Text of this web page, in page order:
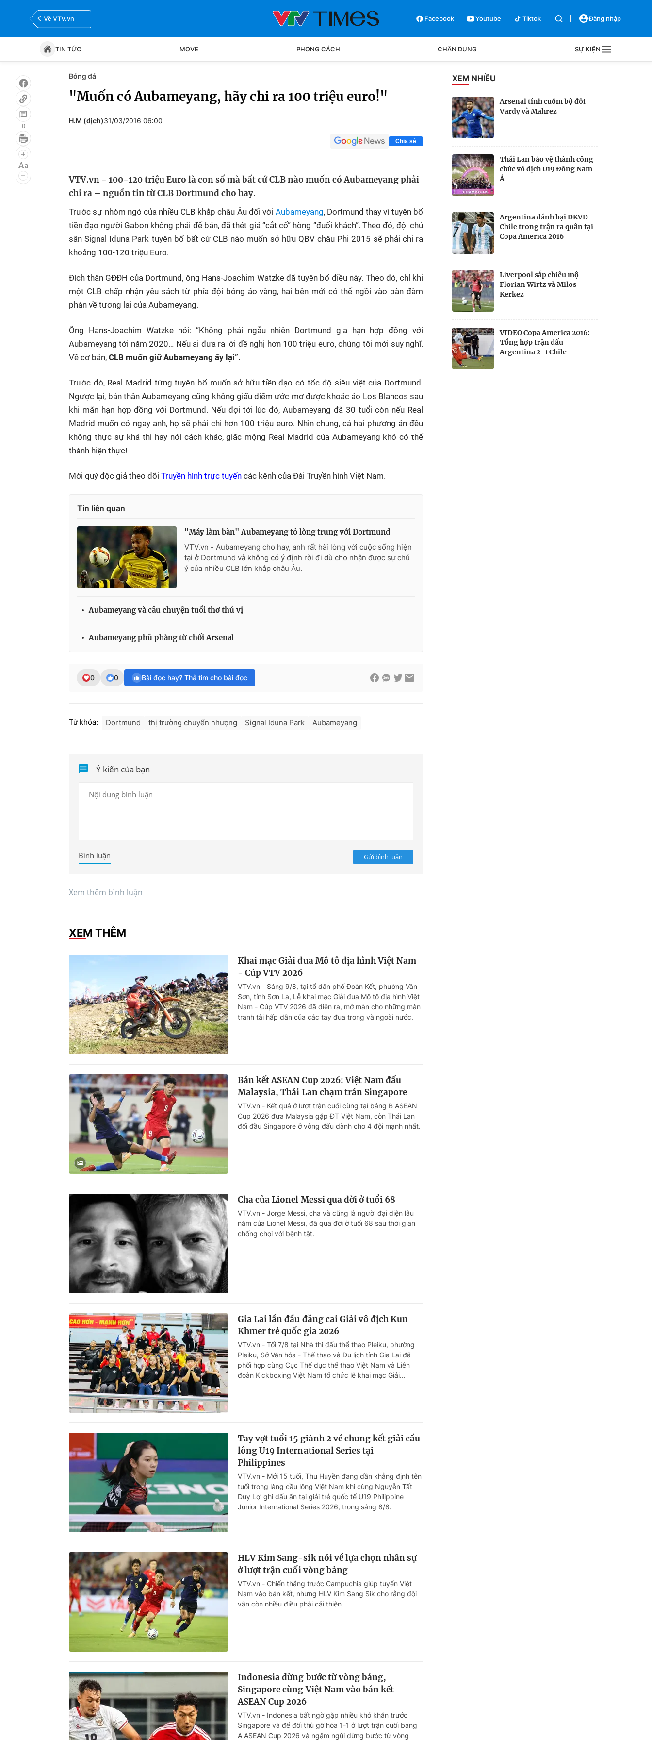
Về VTV.vn Facebook Youtube Tiktok Đăng nhập
TIN TỨC MOVE PHONG CÁCH CHÂN DUNG SỰ KIỆN
Tin tức
Bóng đá Bên lề
0
Bóng đá
"Muốn có Aubameyang, hãy chi ra 100 triệu euro!"
H.M (dịch)31/03/2016 06:00
Chia sẻ
VTV.vn - 100-120 triệu Euro là con số mà bất cứ CLB nào muốn có Aubameyang phải
chi ra – nguồn tin từ CLB Dortmund cho hay.
Trước sự nhòm ngó của nhiều CLB khắp châu Âu đối với Aubameyang, Dortmund thay vì tuyên bố
tiền đạo người Gabon không phải để bán, đã thét giá “cắt cổ” hòng “đuổi khách”. Theo đó, đội chủ
sân Signal Iduna Park tuyên bố bất cứ CLB nào muốn sở hữu QBV châu Phi 2015 sẽ phải chi ra
khoảng 100-120 triệu Euro.
Đích thân GĐĐH của Dortmund, ông Hans-Joachim Watzke đã tuyên bố điều này. Theo đó, chỉ khi
một CLB chấp nhận yêu sách từ phía đội bóng áo vàng, hai bên mới có thể ngồi vào bàn đàm
phán về tương lai của Aubameyang.
Ông Hans-Joachim Watzke nói: “Không phải ngẫu nhiên Dortmund gia hạn hợp đồng với
Aubameyang tới năm 2020… Nếu ai đưa ra lời đề nghị hơn 100 triệu euro, chúng tôi mới suy nghĩ.
Về cơ bản, CLB muốn giữ Aubameyang ấy lại”.
Trước đó, Real Madrid từng tuyên bố muốn sở hữu tiền đạo có tốc độ siêu việt của Dortmund.
Ngược lại, bản thân Aubameyang cũng không giấu diếm ước mơ được khoác áo Los Blancos sau
khi mãn hạn hợp đồng với Dortmund. Nếu đợi tới lúc đó, Aubameyang đã 30 tuổi còn nếu Real
Madrid muốn có ngay anh, họ sẽ phải chi hơn 100 triệu euro. Nhìn chung, cả hai phương án đều
không thực sự khả thi hay nói cách khác, giấc mộng Real Madrid của Aubameyang khó có thể
thành hiện thực!
Mời quý độc giả theo dõi Truyền hình trực tuyến các kênh của Đài Truyền hình Việt Nam.
Tin liên quan
"Máy làm bàn" Aubameyang tỏ lòng trung với Dortmund
VTV.vn - Aubameyang cho hay, anh rất hài lòng với cuộc sống hiện
tại ở Dortmund và không có ý định rời đi dù cho nhận được sự chú
ý của nhiều CLB lớn khắp châu Âu.
Aubameyang và câu chuyện tuổi thơ thú vị
Aubameyang phũ phàng từ chối Arsenal
0 0 Bài đọc hay? Thả tim cho bài đọc
Từ khóa: Dortmund thị trường chuyển nhượng Signal Iduna Park Aubameyang
Ý kiến của bạn
Gửi bình luận
Bình luận
Xem thêm bình luận
XEM NHIỀU
Arsenal tính cuỗm bộ đôi
Vardy và Mahrez
Thái Lan bảo vệ thành công
chức vô địch U19 Đông Nam
Á
Argentina đánh bại ĐKVĐ
Chile trong trận ra quân tại
Copa America 2016
Liverpool sắp chiêu mộ
Florian Wirtz và Milos
Kerkez
VIDEO Copa America 2016:
Tổng hợp trận đấu
Argentina 2-1 Chile
XEM THÊM
Khai mạc Giải đua Mô tô địa hình Việt Nam
- Cúp VTV 2026
VTV.vn - Sáng 9/8, tại tổ dân phố Đoàn Kết, phường Vân
Sơn, tỉnh Sơn La, Lễ khai mạc Giải đua Mô tô địa hình Việt
Nam - Cúp VTV 2026 đã diễn ra, mở màn cho những màn
tranh tài hấp dẫn của các tay đua trong và ngoài nước.
Bán kết ASEAN Cup 2026: Việt Nam đấu
Malaysia, Thái Lan chạm trán Singapore
VTV.vn - Kết quả ở lượt trận cuối cùng tại bảng B ASEAN
Cup 2026 đưa Malaysia gặp ĐT Việt Nam, còn Thái Lan
đối đầu Singapore ở vòng đấu dành cho 4 đội mạnh nhất.
Cha của Lionel Messi qua đời ở tuổi 68
VTV.vn - Jorge Messi, cha và cũng là người đại diện lâu
năm của Lionel Messi, đã qua đời ở tuổi 68 sau thời gian
chống chọi với bệnh tật.
Gia Lai lần đầu đăng cai Giải vô địch Kun
Khmer trẻ quốc gia 2026
VTV.vn - Tối 7/8 tại Nhà thi đấu thể thao Pleiku, phường
Pleiku, Sở Văn hóa - Thể thao và Du lịch tỉnh Gia Lai đã
phối hợp cùng Cục Thể dục thể thao Việt Nam và Liên
đoàn Kickboxing Việt Nam tổ chức lễ khai mạc Giải...
Tay vợt tuổi 15 giành 2 vé chung kết giải cầu
lông U19 International Series tại
Philippines
VTV.vn - Mới 15 tuổi, Thu Huyền đang dần khẳng định tên
tuổi trong làng cầu lông Việt Nam khi cùng Nguyễn Tất
Duy Lợi ghi dấu ấn tại giải trẻ quốc tế U19 Philippine
Junior International Series 2026, trong sáng 8/8.
HLV Kim Sang-sik nói về lựa chọn nhân sự
ở lượt trận cuối vòng bảng
VTV.vn - Chiến thắng trước Campuchia giúp tuyển Việt
Nam vào bán kết, nhưng HLV Kim Sang Sik cho rằng đội
vẫn còn nhiều điều phải cải thiện.
Indonesia dừng bước từ vòng bảng,
Singapore cùng Việt Nam vào bán kết
ASEAN Cup 2026
VTV.vn - Indonesia bất ngờ gặp nhiều khó khăn trước
Singapore và để đối thủ gỡ hòa 1-1 ở lượt trận cuối bảng
A ASEAN Cup 2026 và ngậm ngùi dừng bước từ vòng